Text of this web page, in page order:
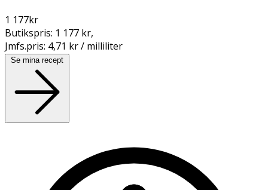
1 177kr
Butikspris: 1 177 kr,
Jmfs.pris: 4,71 kr / milliliter
Se mina recept